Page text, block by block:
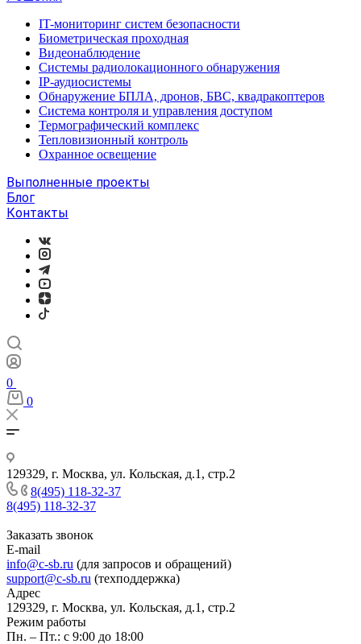
IT-мониторинг систем безопасности
Биометрическая проходная
Видеонаблюдение
Системы радиолокационного обнаружения
IP-аудиосистемы
Обнаружение БПЛА, дронов, БВС, квадракоптеров
Система контроля и управления доступом
Термографический комплекс
Тепловизионный контроль
Охранное освещение
Выполненные проекты
Блог
Контакты
0
0
129329, г. Москва, ул. Кольская, д.1, стр.2
8(495) 118-32-37
8(495) 118-32-37
Заказать звонок
E-mail
info@c-sb.ru (для запросов и обращений)
support@c-sb.ru (техподдержка)
Адрес
129329, г. Москва, ул. Кольская, д.1, стр.2
Режим работы
Пн. – Пт.: с 9:00 до 18:00